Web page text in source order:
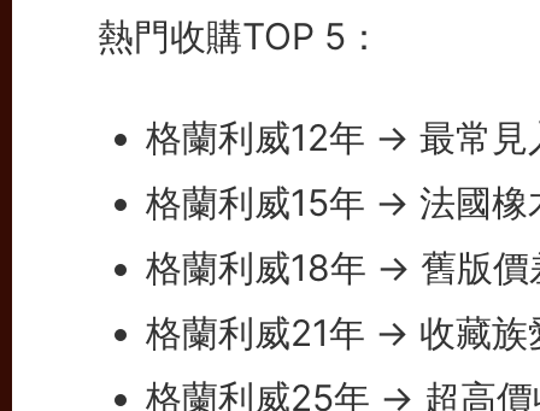
熱門收購TOP 5：
格蘭利威12年 → 最常見
格蘭利威15年 → 法國橡
格蘭利威18年 → 舊版價
格蘭利威21年 → 收藏族
格蘭利威25年 → 超高價